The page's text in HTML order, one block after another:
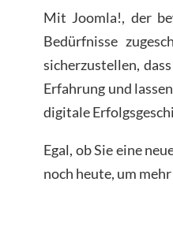
Mit Joomla!, der
Bedürfnisse
sicherzustellen,
Erfahrung und
digitale
Egal, ob Sie eine
noch heute, um